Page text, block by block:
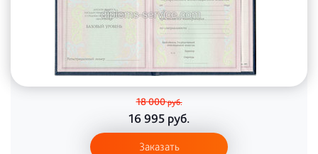
18 000руб.
16 995 руб.
Заказать